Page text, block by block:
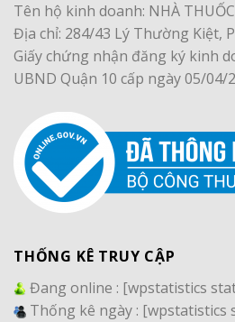
Tên hộ kinh doanh: NHÀ
Địa chỉ: 284/43 Lý Thường Kiệt,
Giấy chứng nhận đăng ký kinh
UBND Quận 10 cấp ngày 05/04/
THỐNG KÊ TRUY CẬP
Đang online : [wpstatistics
Thống kê ngày : [wpstatistics